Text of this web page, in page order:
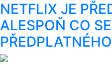
NETFLIX JE
ALESPOŇ CO